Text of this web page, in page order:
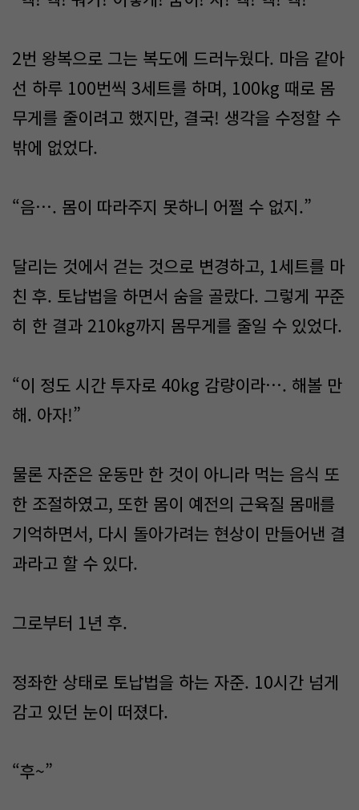
2번 왕복으로 그는 복도에 드러누웠다. 마음 같아
선 하루 100번씩 3세트를 하며, 100kg 때로 몸
무게를 줄이려고 했지만, 결국! 생각을 수정할 수
밖에 없었다.
“음…. 몸이 따라주지 못하니 어쩔 수 없지.”
달리는 것에서 걷는 것으로 변경하고, 1세트를 마
친 후. 토납법을 하면서 숨을 골랐다. 그렇게 꾸준
히 한 결과 210kg까지 몸무게를 줄일 수 있었다.
“이 정도 시간 투자로 40kg 감량이라…. 해볼 만
해. 아자!”
물론 자준은 운동만 한 것이 아니라 먹는 음식 또
한 조절하였고, 또한 몸이 예전의 근육질 몸매를
기억하면서, 다시 돌아가려는 현상이 만들어낸 결
과라고 할 수 있다.
그로부터 1년 후.
정좌한 상태로 토납법을 하는 자준. 10시간 넘게
감고 있던 눈이 떠졌다.
“후~”